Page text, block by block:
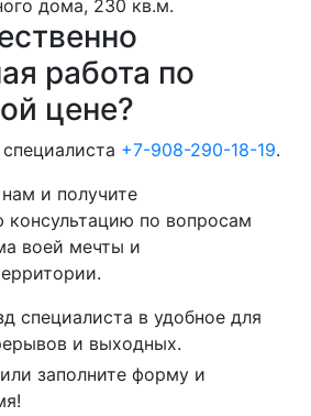
работа по
цене?
+7-908-290-18-19.
и получите
консультацию по вопросам
воей мечты и
специалиста в удобное для
и выходных.
заполните форму и